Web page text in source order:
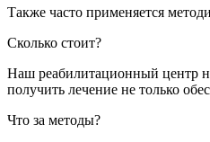
Также часто применяется
Сколько стоит?
Наш реабилитационный центр
получить лечение не только
Что за методы?